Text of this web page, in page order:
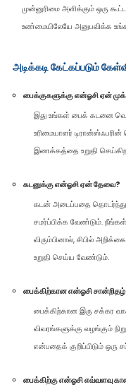
முன்னுரிமை அளிக்கும் ஒரு
உண்மையிலேயே அனுபவிக்க
அடிக்கடி கேட்கப்படும்
பைக்குகளுக்கு என்ஓசி ஏன்
இது உங்கள் பைக் கடனை
உரிமையாளர்
இணக்கத்தை உறுதி
கடனுக்கு என்ஓசி ஏன் தேவை?
கடன் அடைப்பதை தொடர்ந்து,
சமர்ப்பிக்க வேண்டும்.
விரும்பினால், சிபில்
உறுதி செய்ய வேண்டும்.
பைக்கிற்கான என்ஓசி
பைக்கிற்கான இரு சக்கர
விவரங்களுக்கு வழங்கும்
என்பதைக் குறிப்பிடும்
பைக்கிற்கு என்ஓசி எவ்வளவு